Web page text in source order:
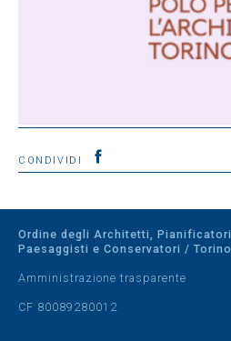
CONDIVIDI
Ordine degli Architetti, Pianificatori
Paesaggisti e Conservatori / Torino
Amministrazione trasparente
CF 80089280012